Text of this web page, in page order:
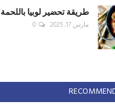
طريقة تحضير لوبيا باللحمة
مارس 17, 2025 0